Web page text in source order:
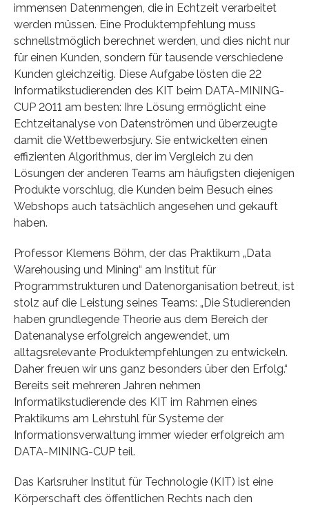
immensen Datenmengen, die in Echtzeit verarbeitet
werden müssen. Eine Produktempfehlung muss
schnellstmöglich berechnet werden, und dies nicht nur
für einen Kunden, sondern für tausende verschiedene
Kunden gleichzeitig. Diese Aufgabe lösten die 22
Informatikstudierenden des KIT beim DATA-MINING-
CUP 2011 am besten: Ihre Lösung ermöglicht eine
Echtzeitanalyse von Datenströmen und überzeugte
damit die Wettbewerbsjury. Sie entwickelten einen
effizienten Algorithmus, der im Vergleich zu den
Lösungen der anderen Teams am häufigsten diejenigen
Produkte vorschlug, die Kunden beim Besuch eines
Webshops auch tatsächlich angesehen und gekauft
haben.
Professor Klemens Böhm, der das Praktikum „Data
Warehousing und Mining“ am Institut für
Programmstrukturen und Datenorganisation betreut, ist
stolz auf die Leistung seines Teams: „Die Studierenden
haben grundlegende Theorie aus dem Bereich der
Datenanalyse erfolgreich angewendet, um
alltagsrelevante Produktempfehlungen zu entwickeln.
Daher freuen wir uns ganz besonders über den Erfolg.“
Bereits seit mehreren Jahren nehmen
Informatikstudierende des KIT im Rahmen eines
Praktikums am Lehrstuhl für Systeme der
Informationsverwaltung immer wieder erfolgreich am
DATA-MINING-CUP teil.
Das Karlsruher Institut für Technologie (KIT) ist eine
Körperschaft des öffentlichen Rechts nach den